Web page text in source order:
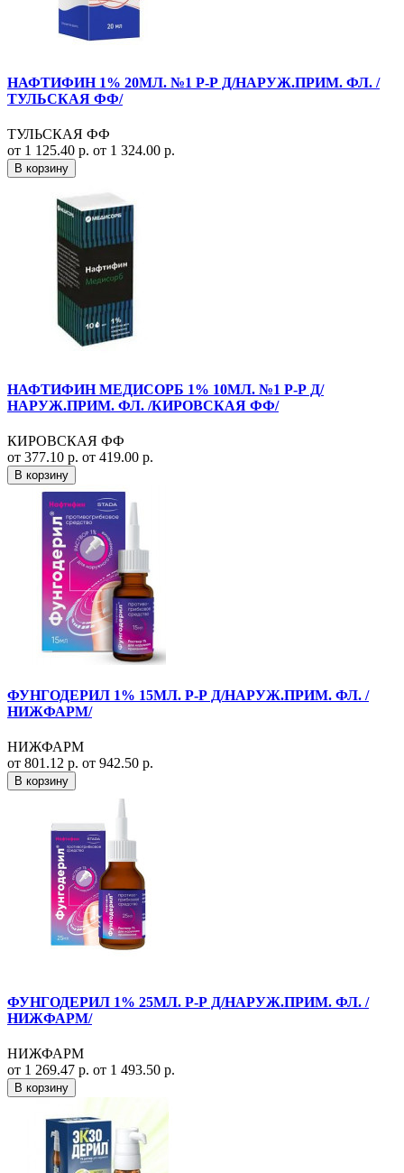
НАФТИФИН 1% 20МЛ. №1 Р-Р Д/НАРУЖ.ПРИМ. ФЛ. /
ТУЛЬСКАЯ ФФ/
ТУЛЬСКАЯ ФФ
от 1 125.40 р. от 1 324.00 р.
В корзину
НАФТИФИН МЕДИСОРБ 1% 10МЛ. №1 Р-Р Д/
НАРУЖ.ПРИМ. ФЛ. /КИРОВСКАЯ ФФ/
КИРОВСКАЯ ФФ
от 377.10 р. от 419.00 р.
В корзину
ФУНГОДЕРИЛ 1% 15МЛ. Р-Р Д/НАРУЖ.ПРИМ. ФЛ. /
НИЖФАРМ/
НИЖФАРМ
от 801.12 р. от 942.50 р.
В корзину
ФУНГОДЕРИЛ 1% 25МЛ. Р-Р Д/НАРУЖ.ПРИМ. ФЛ. /
НИЖФАРМ/
НИЖФАРМ
от 1 269.47 р. от 1 493.50 р.
В корзину